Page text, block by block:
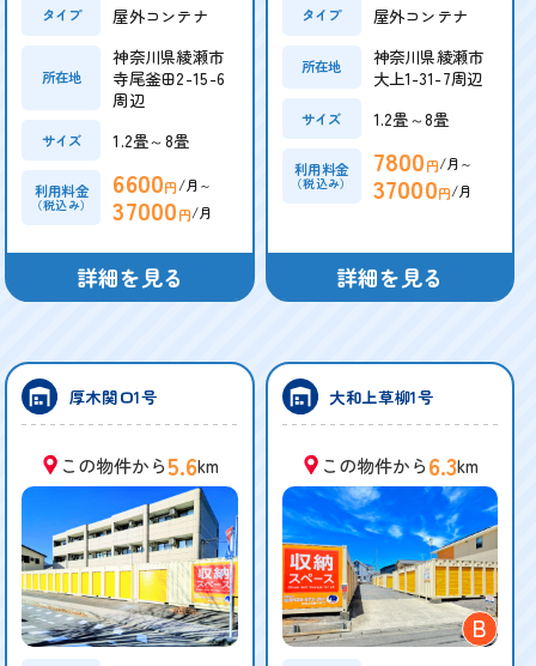
タイプ 屋外コンテナ
所在地
神奈川県綾瀬市
寺尾釜田2-15-6
周辺
サイズ 1.2畳～8畳
利用料金
（税込み）
6600円/月～
37000円/月
詳細を見る
タイプ 屋外コンテナ
所在地
神奈川県綾瀬市
大上1-31-7周辺
サイズ 1.2畳～8畳
利用料金
（税込み）
7800円/月～
37000円/月
詳細を見る
厚木関口1号
この物件から5.6km
大和上草柳1号
この物件から6.3km
B